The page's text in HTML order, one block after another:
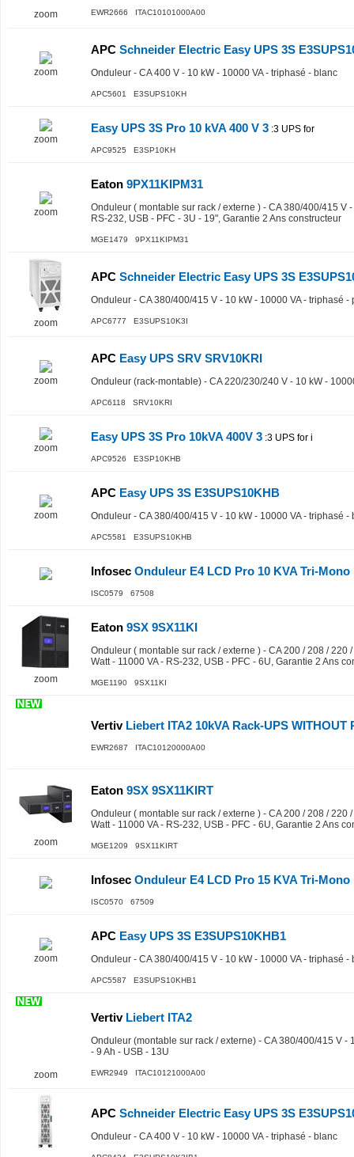
zoom EWR2666 ITAC10101000A00
zoom
APC Schneider Electric Easy UPS 3S
Onduleur - CA 400 V - 10 kW - 10000 VA - triphasé - blanc
APC5601 E3SUPS10KH
zoom
Easy UPS 3S Pro 10 kVA 400 V 3 :3 UPS for
APC9525 E3SP10KH
zoom
Eaton 9PX11KIPM31
Onduleur ( montable sur rack / externe ) - CA 380/400/415 V
RS-232, USB - PFC - 3U - 19", Garantie 2 Ans constructeur
MGE1479 9PX11KIPM31
zoom
APC Schneider Electric Easy UPS 3S
Onduleur - CA 380/400/415 V - 10 kW - 10000 VA - triphasé
APC6777 E3SUPS10K3I
zoom
APC Easy UPS SRV SRV10KRI
Onduleur (rack-montable) - CA 220/230/240 V - 10 kW -
APC6118 SRV10KRI
zoom
Easy UPS 3S Pro 10kVA 400V 3 :3 UPS for i
APC9526 E3SP10KHB
zoom
APC Easy UPS 3S E3SUPS10KHB
Onduleur - CA 380/400/415 V - 10 kW - 10000 VA - triphasé -
APC5581 E3SUPS10KHB
Infosec Onduleur E4 LCD Pro 10 KVA Tri-Mono
ISC0579 67508
zoom
Eaton 9SX 9SX11KI
Onduleur ( montable sur rack / externe ) - CA 200 / 208 / 220
Watt - 11000 VA - RS-232, USB - PFC - 6U, Garantie 2 Ans
MGE1190 9SX11KI
VertivLiebert ITA2 10kVA Rack-UPS WITHOUT
EWR2687 ITAC10120000A00
zoom
Eaton 9SX 9SX11KIRT
Onduleur ( montable sur rack / externe ) - CA 200 / 208 / 220
Watt - 11000 VA - RS-232, USB - PFC - 6U, Garantie 2 Ans
MGE1209 9SX11KIRT
Infosec Onduleur E4 LCD Pro 15 KVA Tri-Mono
ISC0570 67509
zoom
APC Easy UPS 3S E3SUPS10KHB1
Onduleur - CA 380/400/415 V - 10 kW - 10000 VA - triphasé -
APC5587 E3SUPS10KHB1
zoom
VertivLiebert ITA2
Onduleur (montable sur rack / externe) - CA 380/400/415 V -
- 9 Ah - USB - 13U
EWR2949 ITAC10121000A00
APC Schneider Electric Easy UPS 3S
Onduleur - CA 400 V - 10 kW - 10000 VA - triphasé - blanc